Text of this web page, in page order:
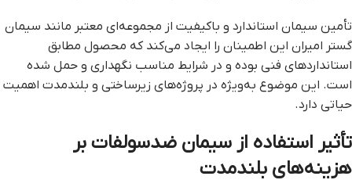
تأمین سیمان استاندارد و باکیفیت از مجموعه‌ای معتبر مانند سیمان
گستر امیران این اطمینان را ایجاد می‌کند که محصول مطابق
استانداردهای فنی بوده و در شرایط مناسب نگهداری و حمل شده
است. این موضوع به‌ویژه در پروژه‌های زیرساختی و بلندمدت اهمیت
حیاتی دارد.
تأثیر استفاده از سیمان ضدسولفات بر
هزینه‌های بلندمدت